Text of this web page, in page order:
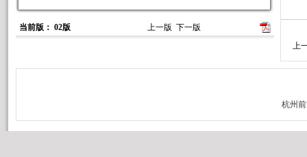
当前版： 02版 上一版 下一版
上